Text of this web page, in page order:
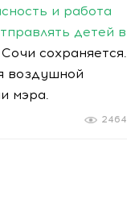
и работа
детей в
сохраняется.
воздушной
мэра.
2464